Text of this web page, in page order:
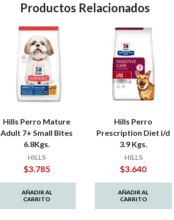
Productos Relacionados
Hills Perro Mature
Adult 7+ Small Bites
6.8Kgs.
HILLS
$3.785
AÑADIR AL
CARRITO
Hills Perro
Prescription Diet i/d
3.9 Kgs.
HILLS
$3.640
AÑADIR AL
CARRITO